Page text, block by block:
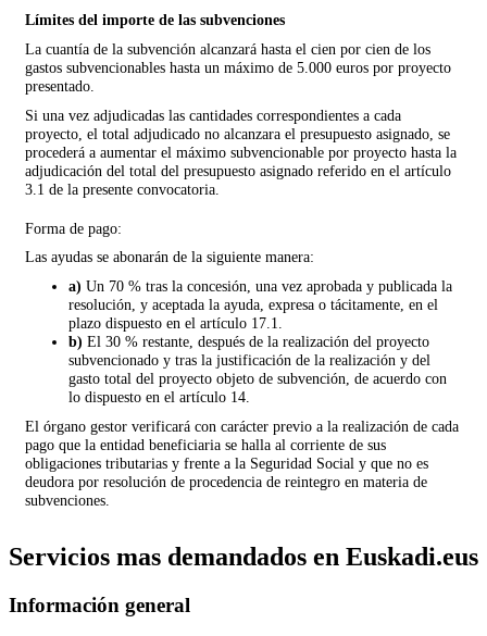
Límites del importe de las subvenciones
La cuantía de la subvención alcanzará hasta el cien por cien de los
gastos subvencionables hasta un máximo de 5.000 euros por proyecto
presentado.
Si una vez adjudicadas las cantidades correspondientes a cada
proyecto, el total adjudicado no alcanzara el presupuesto asignado, se
procederá a aumentar el máximo subvencionable por proyecto hasta la
adjudicación del total del presupuesto asignado referido en el artículo
3.1 de la presente convocatoria.
Forma de pago:
Las ayudas se abonarán de la siguiente manera:
a) Un 70 % tras la concesión, una vez aprobada y publicada la
resolución, y aceptada la ayuda, expresa o tácitamente, en el
plazo dispuesto en el artículo 17.1.
b) El 30 % restante, después de la realización del proyecto
subvencionado y tras la justificación de la realización y del
gasto total del proyecto objeto de subvención, de acuerdo con
lo dispuesto en el artículo 14.
El órgano gestor verificará con carácter previo a la realización de cada
pago que la entidad beneficiaria se halla al corriente de sus
obligaciones tributarias y frente a la Seguridad Social y que no es
deudora por resolución de procedencia de reintegro en materia de
subvenciones.
Servicios mas demandados en Euskadi.eus
Información general